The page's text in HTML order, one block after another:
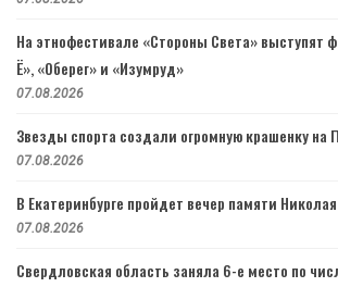
На этнофестивале «Стороны Света» выступят
Ё», «Оберег» и «Изумруд»
07.08.2026
Звезды спорта создали огромную крашенку на
07.08.2026
В Екатеринбурге пройдет вечер памяти
07.08.2026
Свердловская область заняла 6-е место по